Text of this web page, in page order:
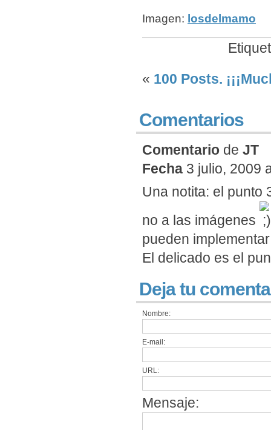
Imagen: losdelmamo
« 100 Posts.
Comentarios
Comentario de JT
Fecha 3 julio, 2009
Una notita: el punto
no a las imágenes
pueden
El delicado es el
Deja tu
Nombre:
E-mail:
URL:
Mensaje: